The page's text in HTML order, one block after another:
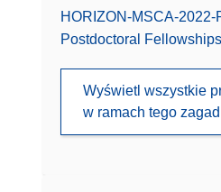
HORIZON-MSCA-2022-
Postdoctoral
Wyświetl wszystkie
w ramach tego